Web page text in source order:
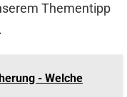
Thementipp
.
- Welche